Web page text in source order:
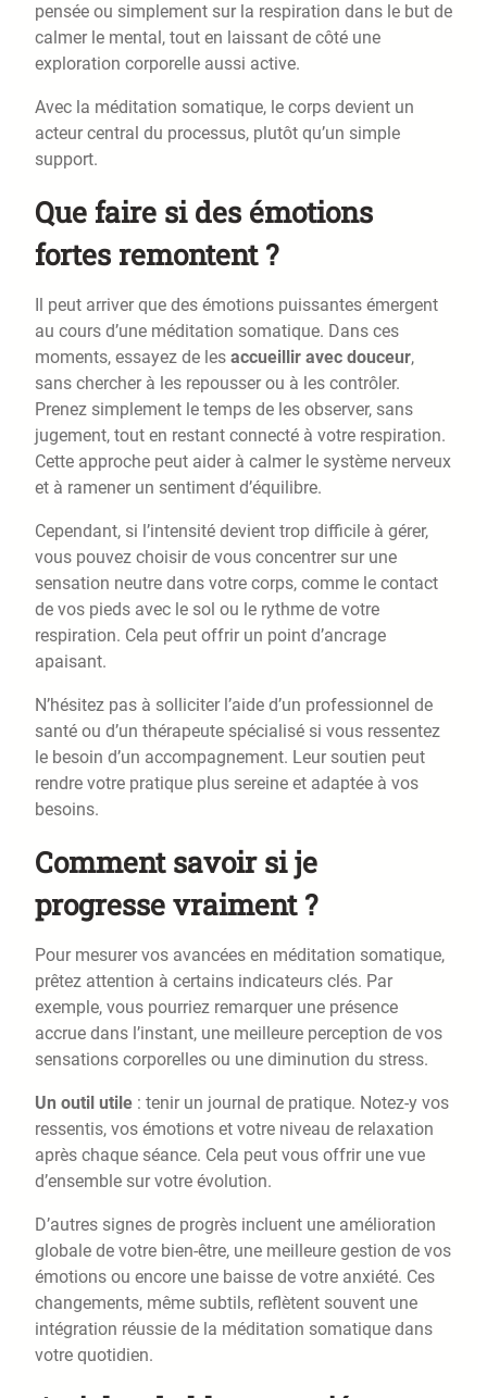
pensée ou simplement sur la respiration dans le but de
calmer le mental, tout en laissant de côté une
exploration corporelle aussi active.
Avec la méditation somatique, le corps devient un
acteur central du processus, plutôt qu’un simple
support.
Que faire si des émotions
fortes remontent ?
Il peut arriver que des émotions puissantes émergent
au cours d’une méditation somatique. Dans ces
moments, essayez de les accueillir avec douceur,
sans chercher à les repousser ou à les contrôler.
Prenez simplement le temps de les observer, sans
jugement, tout en restant connecté à votre respiration.
Cette approche peut aider à calmer le système nerveux
et à ramener un sentiment d’équilibre.
Cependant, si l’intensité devient trop difficile à gérer,
vous pouvez choisir de vous concentrer sur une
sensation neutre dans votre corps, comme le contact
de vos pieds avec le sol ou le rythme de votre
respiration. Cela peut offrir un point d’ancrage
apaisant.
N’hésitez pas à solliciter l’aide d’un professionnel de
santé ou d’un thérapeute spécialisé si vous ressentez
le besoin d’un accompagnement. Leur soutien peut
rendre votre pratique plus sereine et adaptée à vos
besoins.
Comment savoir si je
progresse vraiment ?
Pour mesurer vos avancées en méditation somatique,
prêtez attention à certains indicateurs clés. Par
exemple, vous pourriez remarquer une présence
accrue dans l’instant, une meilleure perception de vos
sensations corporelles ou une diminution du stress.
Un outil utile : tenir un journal de pratique. Notez-y vos
ressentis, vos émotions et votre niveau de relaxation
après chaque séance. Cela peut vous offrir une vue
d’ensemble sur votre évolution.
D’autres signes de progrès incluent une amélioration
globale de votre bien-être, une meilleure gestion de vos
émotions ou encore une baisse de votre anxiété. Ces
changements, même subtils, reflètent souvent une
intégration réussie de la méditation somatique dans
votre quotidien.